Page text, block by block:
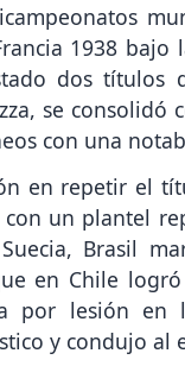
1938
dos
se
con una
en repetir el
un plantel
Brasil
en Chile
por lesión en
y condujo al